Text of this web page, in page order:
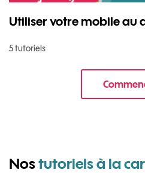
Utiliser votre mobile au
5 tutoriels
le
Nostutoriels à la